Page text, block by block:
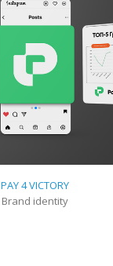
PAY 4 VICTORY
Brand identity